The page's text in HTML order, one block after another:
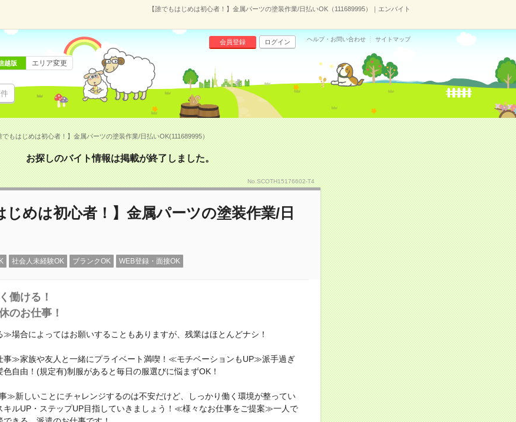
【誰でもはじめは初心者！】金属パーツの塗装作業/日払いOK（111689995）｜エンバイト
会員登録 ログイン ヘルプ・お問い合わせ サイトマップ
越版 エリア変更
でもはじめは初心者！】金属パーツの塗装作業/日払いOK(111689995）
お探しのバイト情報は掲載が終了しました。
No.SCOTH15176602-T4
じめは初心者！】金属パーツの塗装作業/日
社会人未経験OK ブランクOK WEB登録・面接OK
働ける！
のお仕事！
場合によってはお願いすることもありますが、残業はほとんどナシ！
事≫家族や友人と一緒にプライベート満喫！≪モチベーションもUP≫派手過ぎ
色自由！(規定有)制服があると毎日の服選びに悩まずOK！
≫新しいことにチャレンジするのは不安だけど、しっかり働く環境が整ってい
キルUP・ステップUP目指していきましょう！≪様々なお仕事をご提案≫一人で